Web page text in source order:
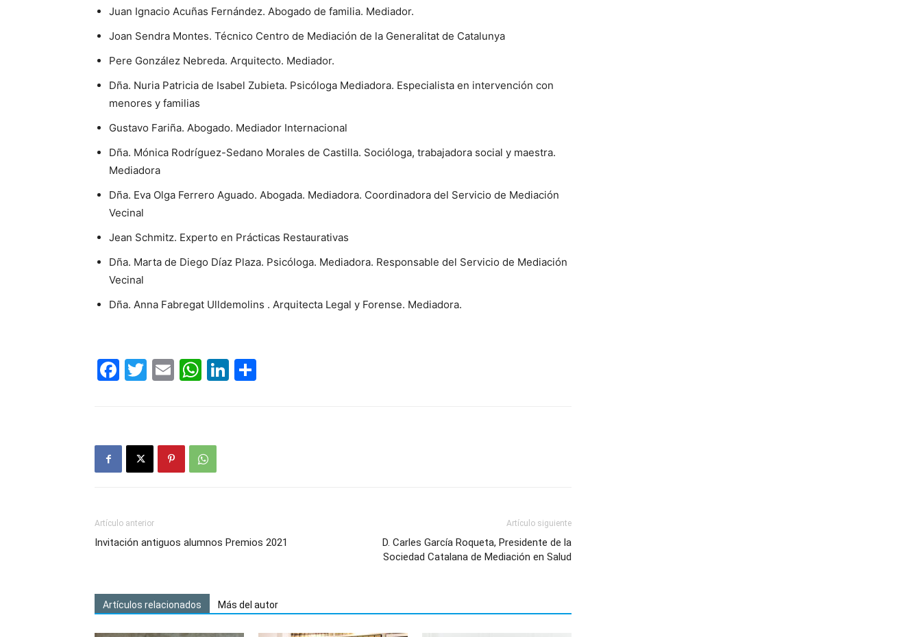
Juan Ignacio Acuñas Fernández. Abogado de familia. Mediador.
Joan Sendra Montes. Técnico Centro de Mediación de la Generalitat de Catalunya
Pere González Nebreda. Arquitecto. Mediador.
Dña. Nuria Patricia de Isabel Zubieta. Psicóloga Mediadora. Especialista en intervención con
menores y familias
Gustavo Fariña. Abogado. Mediador Internacional
Dña. Mónica Rodríguez-Sedano Morales de Castilla. Socióloga, trabajadora social y maestra.
Mediadora
Dña. Eva Olga Ferrero Aguado. Abogada. Mediadora. Coordinadora del Servicio de Mediación
Vecinal
Jean Schmitz. Experto en Prácticas Restaurativas
Dña. Marta de Diego Díaz Plaza. Psicóloga. Mediadora. Responsable del Servicio de Mediación
Vecinal
Dña. Anna Fabregat Ulldemolins . Arquitecta Legal y Forense. Mediadora.
Facebook
Twitter
EmailWhatsApp
LinkedIn
Artículo anterior
Invitación antiguos alumnos Premios 2021
Artículo siguiente
D. Carles García Roqueta, Presidente de la
Sociedad Catalana de Mediación en Salud
Artículos relacionados Más del autor